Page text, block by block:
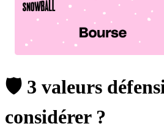
🛡️ 3 valeurs
considérer ?